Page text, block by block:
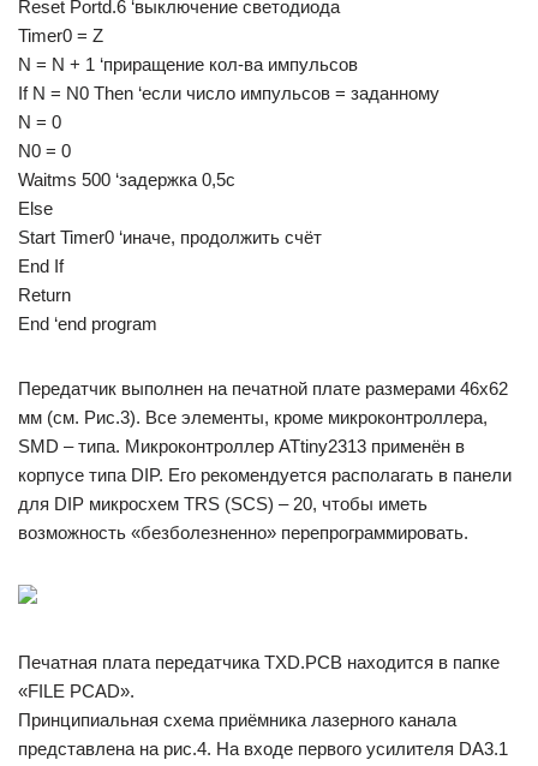
Reset Portd.6 ‘выключение светодиода
Timer0 = Z
N = N + 1 ‘приращение кол-ва импульсов
If N = N0 Then ‘если число импульсов = заданному
N = 0
N0 = 0
Waitms 500 ‘задержка 0,5с
Else
Start Timer0 ‘иначе, продолжить счёт
End If
Return
End ‘end program
Передатчик выполнен на печатной плате размерами 46х62
мм (см. Рис.3). Все элементы, кроме микроконтроллера,
SMD – типа. Микроконтроллер ATtiny2313 применён в
корпусе типа DIP. Его рекомендуется располагать в панели
для DIP микросхем TRS (SCS) – 20, чтобы иметь
возможность «безболезненно» перепрограммировать.
Печатная плата передатчика TXD.PCB находится в папке
«FILE PCAD».
Принципиальная схема приёмника лазерного канала
представлена на рис.4. На входе первого усилителя DA3.1